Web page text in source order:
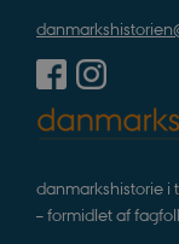
danmarkshistorie i
– formidlet af